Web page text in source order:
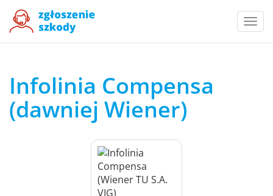
Infolinia Compensa
(dawniej Wiener)